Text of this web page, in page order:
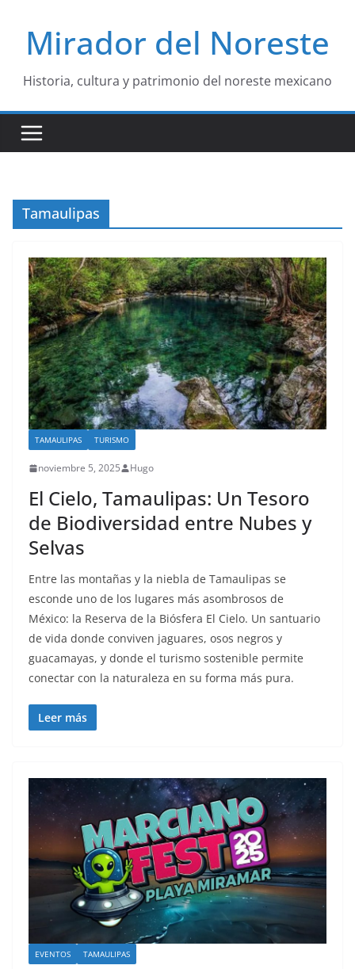
contenido
Mirador del Noreste
Historia, cultura y patrimonio del noreste mexicano
Tamaulipas
TAMAULIPAS TURISMO
noviembre 5, 2025 Hugo
El Cielo, Tamaulipas: Un Tesoro
de Biodiversidad entre Nubes y
Selvas
Entre las montañas y la niebla de Tamaulipas se
esconde uno de los lugares más asombrosos de
México: la Reserva de la Biósfera El Cielo. Un santuario
de vida donde conviven jaguares, osos negros y
guacamayas, y donde el turismo sostenible permite
conectar con la naturaleza en su forma más pura.
Leer más
EVENTOS TAMAULIPAS